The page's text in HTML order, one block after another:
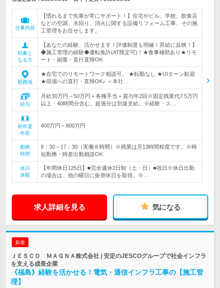
仕事内容
【慣れるまで先輩が常にサポート！】住宅やビル、学校、飲食店
などの空調、水回り、消火に関する設備リフォーム工事、その施
工管理をお任せします。
対象と
なる方
【あなたの経験、活かせます！評価制度も明確！昇給に反映！】
◆施工管理の経験◆運転免許(AT限定可)！★食事補助あり★リモ
ート・副業・直行直帰OK
勤務地
★在宅でのリモートワーク相談可。 ★転勤なし ★UIターン歓迎
★現場への直行・直帰OK♪ ＜本社…
給与
月給30万円～50万円＋各種手当＋賞与年2回※固定残業代7.5万円
以上・40時間分含む。超過分は別途支給。※経験・ス…
初年度
年収
400万円～800万円
勤務
時間
8：30～17：30（実働８時間）※残業は月13時間程度です。※時
短勤務・時差出勤相談OK
休日
休暇
【年間休日125日】■完全週休2日制（土・日）■祝日※休日出勤
の場合は、他の曜日に振替休日を取得。※…
求人詳細を見る 気になる
新着
ＪＥＳＣＯ ＭＡＧＮＡ株式会社 | 安定のJESCOグループで社会インフラ
を支える成長企業
《福島》経験を活かせる！電気・通信インフラ工事の【施工管
理】